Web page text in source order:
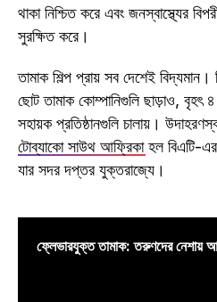
থাকা নিশ্চিত করে এবং জনস্বাস্থ্যের
সুরক্ষিত করে।
তামাক শিল্প প্রায় সব দেশেই বিদ্যমান।
ছোট তামাক কোম্পানিগুলি ছাড়াও, বৃহৎ ৪
সহায়ক প্রতিষ্ঠানগুলি চালায়।
টোব্যাকো সাউথ আফ্রিকাহল বিএটি-এর
যার সদর দপ্তর যুক্তরাজ্যে।
ফ্লেভারযুক্ত তামাক: তরুণদের নেশায়